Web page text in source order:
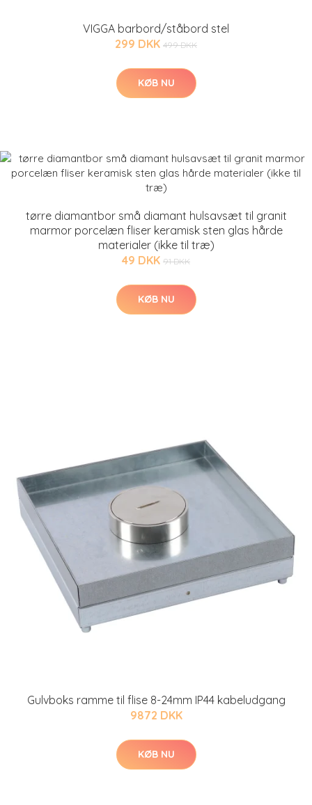
VIGGA barbord/ståbord stel
299 DKK 499 DKK
KØB NU
tørre diamantbor små diamant hulsavsæt til granit
marmor porcelæn fliser keramisk sten glas hårde
materialer (ikke til træ)
49 DKK 91 DKK
KØB NU
Gulvboks ramme til flise 8-24mm IP44 kabeludgang
9872 DKK
KØB NU